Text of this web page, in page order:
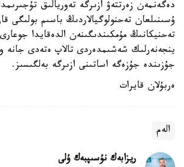
دەگەنمەن زەرتتەۋ ازىرگە تەوريالىق
ۇسىنىلعان تەحنولوگيالاردىڭ باسىم بولىگى
تەحنيكانىڭ مۇمكىندىگىنەن الدەقايدا
ينجەنەرلىك شەشىمدەردى تالاپ ەتەدى جانە
جۇزىندە جۇزەگە اساتىنى ازىرگە بەلگىسىز.
ەربۇلان قايرات
الەم
ريزابەك نۇسىپبەك ۇلى